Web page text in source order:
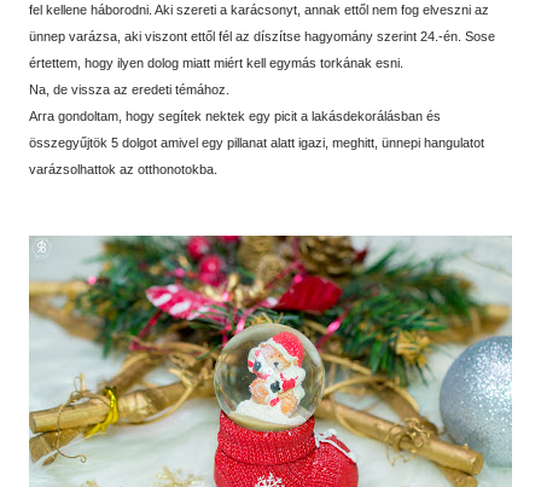
fel kellene háborodni. Aki szereti a karácsonyt, annak ettől nem fog elveszni az
ünnep varázsa, aki viszont ettől fél az díszítse hagyomány szerint 24.-én. Sose
értettem, hogy ilyen dolog miatt miért kell egymás torkának esni.
Na, de vissza az eredeti témához.
Arra gondoltam, hogy segítek nektek egy picit a lakásdekorálásban és
összegyűjtök 5 dolgot amivel egy pillanat alatt igazi, meghitt, ünnepi hangulatot
varázsolhattok az otthonotokba.